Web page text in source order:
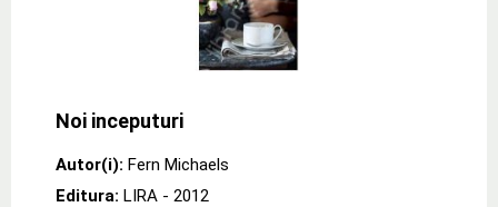
Noi inceputuri
Autor(i): Fern Michaels
Editura: LIRA - 2012